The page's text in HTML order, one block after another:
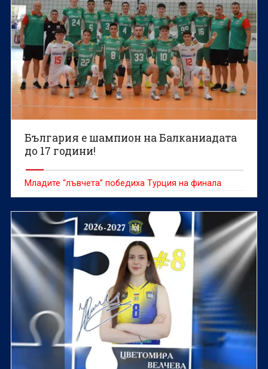
България е шампион на Балканиадата
до 17 години!
Младите “лъвчета” победиха Турция на финала